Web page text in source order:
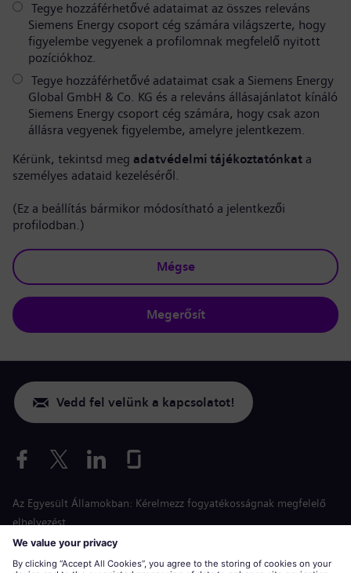
Tegye hozzáférhetővé adataimat az összes releváns
Siemens Energy csoport cég számára világszerte, hogy
figyelembe vegyenek a profilomnak megfelelő nyitott
pozíciókhoz.
Tegye hozzáférhetővé adataimat csak a Siemens Energy
Global GmbH & Co. KG és a releváns állásajánlatot kínáló
Siemens Energy csoport cég számára, hogy csak azon
állásra vegyenek figyelembe, amelyre jelentkezem.
Kérünk, tekintsd meg adatvédelmi tájékoztatónkat a
személyes adataid kezeléséről.
(Ez a beállítás bármikor módosítható a jelentkezői
profilodban.)
Mégse
Megerősít
Vedd fel velünk a kapcsolatot!
Az Egyesült Államokban: Kérelmezz fogyatékosságnak megfelelő
elhelyezést
Esélyegyenlőség a jelentkezés során
siemens-energy.comGlobális weboldal